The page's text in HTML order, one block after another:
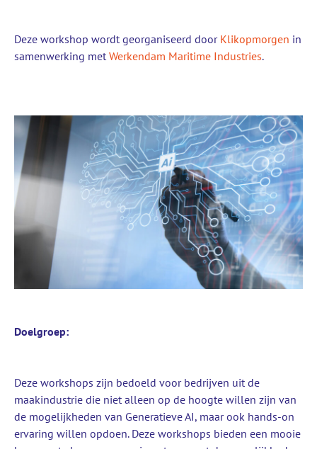
Deze workshop wordt georganiseerd door Klikopmorgen in
samenwerking metWerkendam Maritime Industries.
Doelgroep:
Deze workshops zijn bedoeld voor bedrijven uit de
maakindustrie die niet alleen op de hoogte willen zijn van
de mogelijkheden van Generatieve AI, maar ook hands-on
ervaring willen opdoen. Deze workshops bieden een mooie